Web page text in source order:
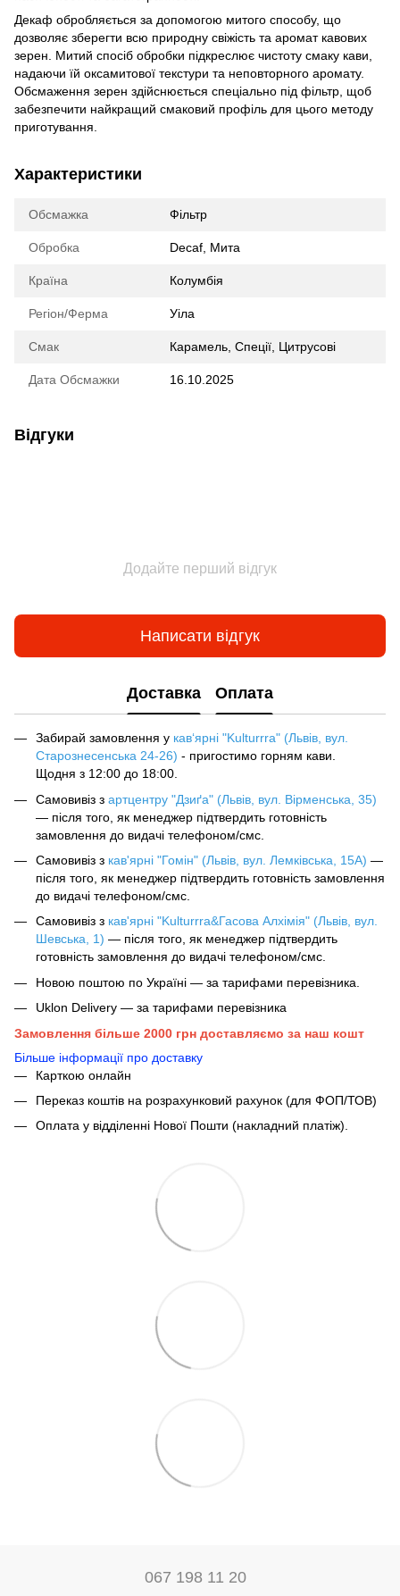
Декаф обробляється за допомогою митого способу, що
дозволяє зберегти всю природну свіжість та аромат кавових
зерен. Митий спосіб обробки підкреслює чистоту смаку кави,
надаючи їй оксамитової текстури та неповторного аромату.
Обсмаження зерен здійснюється спеціально під фільтр, щоб
забезпечити найкращий смаковий профіль для цього методу
приготування.
Характеристики
Обсмажка Фільтр
Обробка Decaf, Мита
Країна Колумбія
Регіон/Ферма Уіла
Смак Карамель, Спеції, Цитрусові
Дата Обсмажки 16.10.2025
Відгуки
Додайте перший відгук
Написати відгук
Доставка Оплата
Забирай замовлення у кав‘ярні "Kulturrra" (Львів, вул.
Старознесенська 24-26) - пригостимо горням кави.
Щодня з 12:00 до 18:00.
Самовивіз з артцентру "Дзиґа" (Львів, вул. Вірменська, 35)
— після того, як менеджер підтвердить готовність
замовлення до видачі телефоном/смс.
Самовивіз з кав'ярні "Гомін" (Львів, вул. Лемківська, 15А) —
після того, як менеджер підтвердить готовність замовлення
до видачі телефоном/смс.
Самовивіз з кав'ярні "Kulturrra&Гасова Алхімія" (Львів, вул.
Шевська, 1) — після того, як менеджер підтвердить
готовність замовлення до видачі телефоном/смс.
Новою поштою по Україні — за тарифами перевізника.
Uklon Delivery — за тарифами перевізника
Замовлення більше 2000 грн доставляємо за наш кошт
Більше інформації про доставку
Карткою онлайн
Переказ коштів на розрахунковий рахунок (для ФОП/ТОВ)
Оплата у відділенні Нової Пошти (накладний платіж).
067 198 11 20